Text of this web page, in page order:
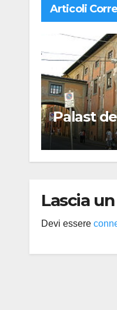
Articoli
Palast
Lascia
Devi essere